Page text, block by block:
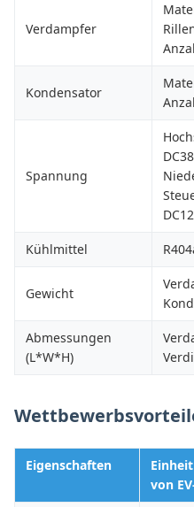
Verdampfer
Kondensator
Spannung
Kühlmittel
Gewicht
Abmessungen
(L*W*H)
Eigenschaften
von